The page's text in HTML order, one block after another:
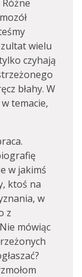
wielu
czyhają
błahy. W
temacie,
w jakimś
ktoś na
w
z
mówiąc